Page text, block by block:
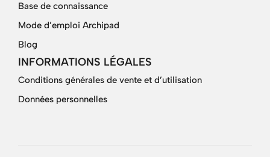
Base de connaissance
Mode d’emploi Archipad
Blog
INFORMATIONS LÉGALES
Conditions générales de vente et d’utilisation
Données personnelles